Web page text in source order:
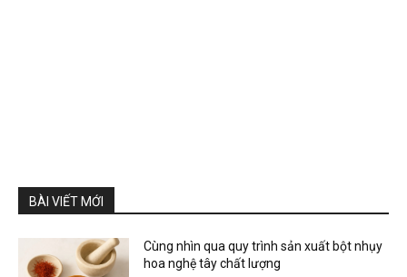
BÀI VIẾT MỚI
Cùng nhìn qua quy trình sản xuất bột nhụy
hoa nghệ tây chất lượng